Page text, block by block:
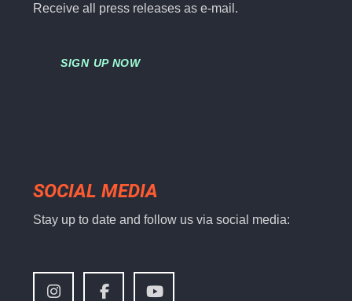
Receive all press releases as e-mail.
SIGN UP NOW
SOCIAL MEDIA
Stay up to date and follow us via social media: